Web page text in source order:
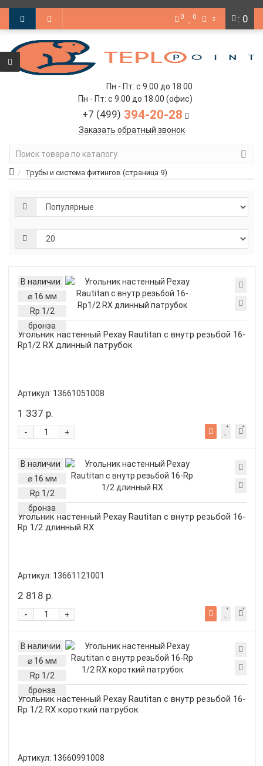
: 0
0 0
Пн - Пт: с 9.00 до 18.00
Пн - Пт: с 9.00 до 18.00 (офис)
+7 (499) 394-20-28
Заказать обратный звонок
Трубы и система фитингов (страница 9)
В наличии
⌀ 16 мм
Rp 1/2
бронза
Угольник настенный Рехау Rautitan с внутр резьбой 16-
Rp1/2 RX длинный патрубок
Артикул: 13661051008
1 337 р.
+
-
В наличии
⌀ 16 мм
Rp 1/2
бронза
Угольник настенный Рехау Rautitan с внутр резьбой 16-
Rp 1/2 длинный RX
Артикул: 13661121001
2 818 р.
+
-
В наличии
⌀ 16 мм
Rp 1/2
бронза
Угольник настенный Рехау Rautitan с внутр резьбой 16-
Rp 1/2 RX короткий патрубок
Артикул: 13660991008